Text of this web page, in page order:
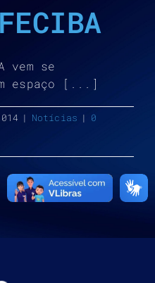
vem se
espaço [...]
| Notícias | 0